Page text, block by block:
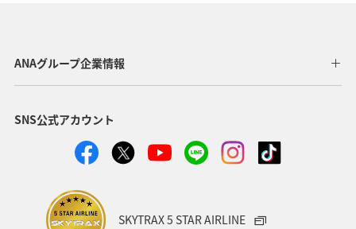
ANAグループ企業情報
SNS公式アカウント
SKYTRAX 5 STAR AIRLINE